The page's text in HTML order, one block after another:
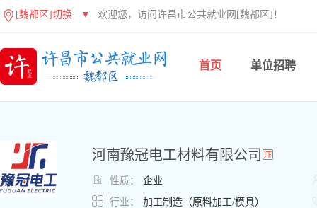
[魏都区]切换 ▼ 欢迎您，访问许昌市公共就业网[魏都区]！
首页 单位招聘
河南豫冠电工材料有限公司
 性质： 企业
 行业： 加工制造（原料加工/模具）